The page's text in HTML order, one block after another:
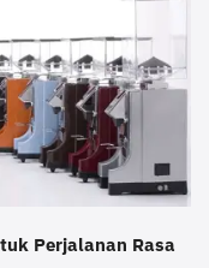
Perjalanan Rasa